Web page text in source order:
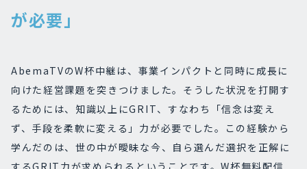
が必要」
AbemaTVのW杯中継は、事業インパクトと同時に成長に
向けた経営課題を突きつけました。そうした状況を打開す
るためには、知識以上にGRIT、すなわち「信念は変え
ず、手段を柔軟に変える」力が必要でした。この経験から
学んだのは、世の中が曖昧な今、自ら選んだ選択を正解に